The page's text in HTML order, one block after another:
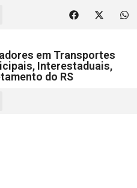
em Transportes
Interestaduais,
do RS